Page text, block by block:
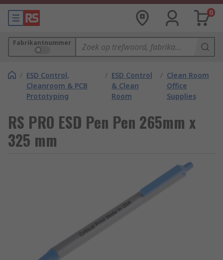
0
Fabrikantnummer
/ ESD Control,
Cleanroom & PCB
Prototyping
/ ESD Control
& Clean
Room
/ Clean Room
Office
Supplies
RS PRO ESD Pen Pen 265mm x
325 mm